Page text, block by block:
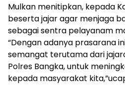
Mulkan menitipkan, kepada
beserta jajar agar menjaga
sebagai sentra pelayanam
“Dengan adanya prasarana
semangat terutama dari
Polres Bangka, untuk
kepada masyarakat